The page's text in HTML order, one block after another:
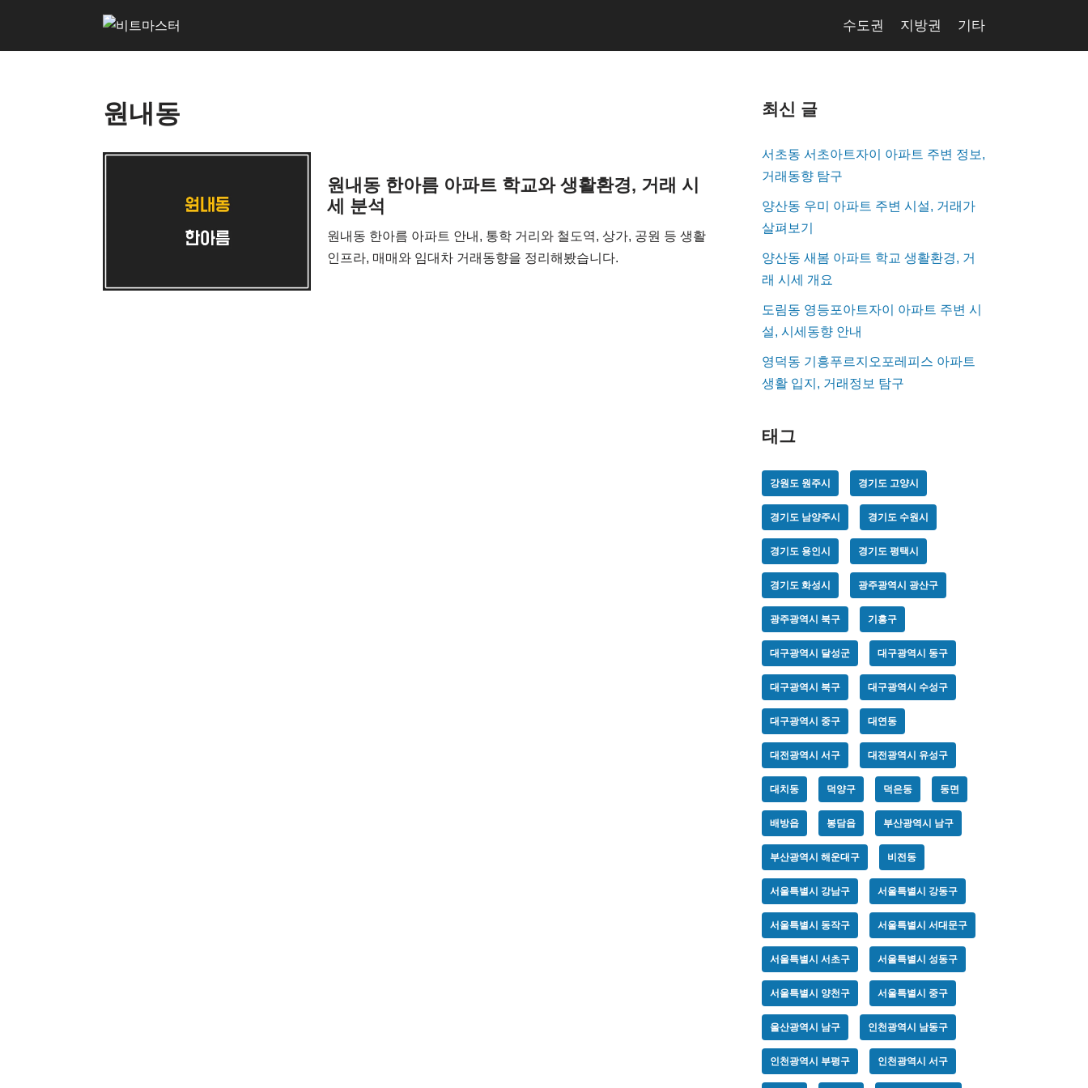
수도권 지방권 기타
원내동
원내동 한아름 아파트 학교와 생활환경, 거래 시
세 분석
원내동 한아름 아파트 안내, 통학 거리와 철도역, 상가, 공원 등 생활
인프라, 매매와 임대차 거래동향을 정리해봤습니다.
최신 글
서초동 서초아트자이 아파트 주변 정보,
거래동향 탐구
양산동 우미 아파트 주변 시설, 거래가
살펴보기
양산동 새봄 아파트 학교 생활환경, 거
래 시세 개요
도림동 영등포아트자이 아파트 주변 시
설, 시세동향 안내
영덕동 기흥푸르지오포레피스 아파트
생활 입지, 거래정보 탐구
태그
강원도 원주시 경기도 고양시
경기도 남양주시 경기도 수원시
경기도 용인시 경기도 평택시
경기도 화성시 광주광역시 광산구
광주광역시 북구 기흥구
대구광역시 달성군 대구광역시 동구
대구광역시 북구 대구광역시 수성구
대구광역시 중구 대연동
대전광역시 서구 대전광역시 유성구
대치동 덕양구 덕은동 동면
배방읍 봉담읍 부산광역시 남구
부산광역시 해운대구 비전동
서울특별시 강남구 서울특별시 강동구
서울특별시 동작구 서울특별시 서대문구
서울특별시 서초구 서울특별시 성동구
서울특별시 양천구 서울특별시 중구
울산광역시 남구 인천광역시 남동구
인천광역시 부평구 인천광역시 서구